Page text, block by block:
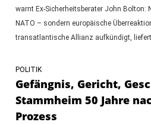
warnt Ex-Sicherheitsberater John Bolton:
NATO – sondern europäische
transatlantische Allianz aufkündigt,
POLITIK
Gefängnis, Gericht,
Stammheim 50 Jahre
Prozess